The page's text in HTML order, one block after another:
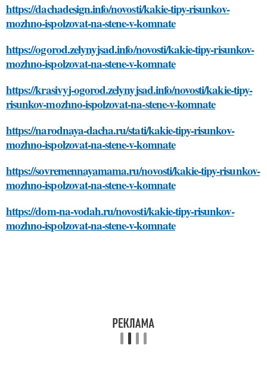
https://dachadesign.info/novosti/kakie-tipy-risunkov-
mozhno-ispolzovat-na-stene-v-komnate
https://ogorod.zelynyjsad.info/novosti/kakie-tipy-risunkov-
mozhno-ispolzovat-na-stene-v-komnate
https://krasivyj-ogorod.zelynyjsad.info/novosti/kakie-tipy-
risunkov-mozhno-ispolzovat-na-stene-v-komnate
https://narodnaya-dacha.ru/stati/kakie-tipy-risunkov-
mozhno-ispolzovat-na-stene-v-komnate
https://sovremennayamama.ru/novosti/kakie-tipy-risunkov-
mozhno-ispolzovat-na-stene-v-komnate
https://dom-na-vodah.ru/novosti/kakie-tipy-risunkov-
mozhno-ispolzovat-na-stene-v-komnate